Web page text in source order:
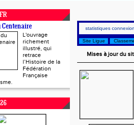
Centenaire
L'ouvrage
richement
illustré, qui
retrace
l’Histoire de la
Fédération
Française
statistiques
Site Ligue
Mises à jour du